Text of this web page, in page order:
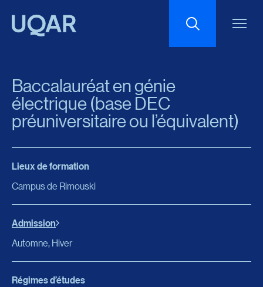
Taille du texte
Baccalauréat en génie
électrique (base DEC
préuniversitaire ou l’équivalent)
Lieux de formation
Campus de Rimouski
Admission
Automne, Hiver
Régimes d’études